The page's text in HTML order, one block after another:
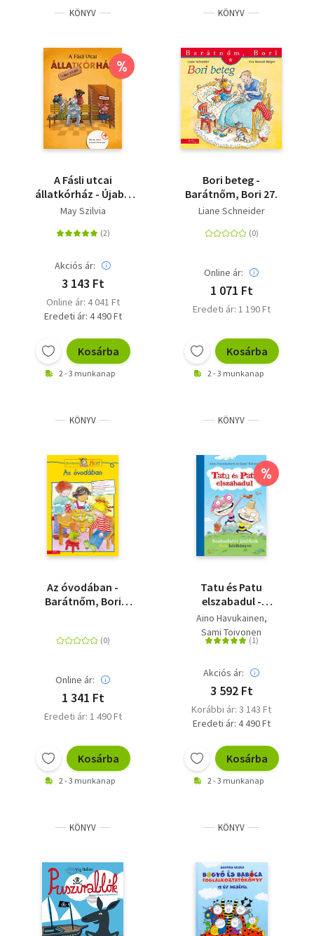
KÖNYV
%
A Fásli utcai
állatkórház - Újabb
esetek
May Szilvia
Akciós ár:
3 143 Ft
Online ár: 4 041 Ft
Eredeti ár: 4 490 Ft
Kosárba
2 - 3 munkanap
KÖNYV
Bori beteg -
Barátnőm, Bori 27.
Liane Schneider
Online ár:
1 071 Ft
Eredeti ár: 1 190 Ft
Kosárba
2 - 3 munkanap
KÖNYV
Az óvodában -
Barátnőm, Bori
Online ár:
1 341 Ft
Eredeti ár: 1 490 Ft
Kosárba
2 - 3 munkanap
KÖNYV
%
Tatu és Patu
elszabadul -
Szabadtéri játékok
fura kézikönyve
Aino Havukainen
Sami Toivonen
Akciós ár:
3 592 Ft
Korábbi ár: 3 143 Ft
Eredeti ár: 4 490 Ft
Kosárba
2 - 3 munkanap
KÖNYV KÖNYV